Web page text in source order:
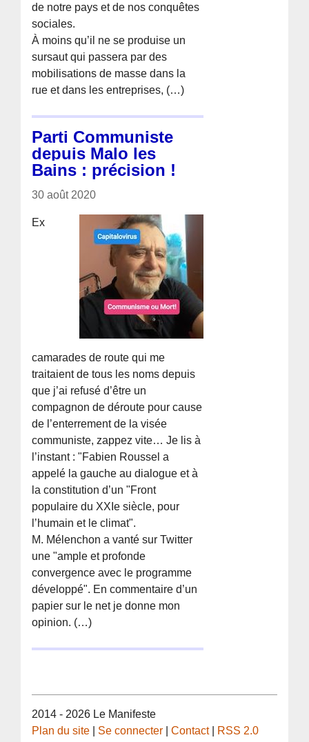
de notre pays et de nos conquêtes
sociales.
À moins qu’il ne se produise un
sursaut qui passera par des
mobilisations de masse dans la
rue et dans les entreprises, (…)
Parti Communiste
depuis Malo les
Bains : précision !
30 août 2020
Ex
camarades de route qui me
traitaient de tous les noms depuis
que j’ai refusé d’être un
compagnon de déroute pour cause
de l’enterrement de la visée
communiste, zappez vite… Je lis à
l’instant : "Fabien Roussel a
appelé la gauche au dialogue et à
la constitution d’un "Front
populaire du XXIe siècle, pour
l’humain et le climat".
M. Mélenchon a vanté sur Twitter
une "ample et profonde
convergence avec le programme
développé". En commentaire d’un
papier sur le net je donne mon
opinion. (…)
2014 - 2026 Le Manifeste
Plan du site
Se connecter |Contact| RSS 2.0